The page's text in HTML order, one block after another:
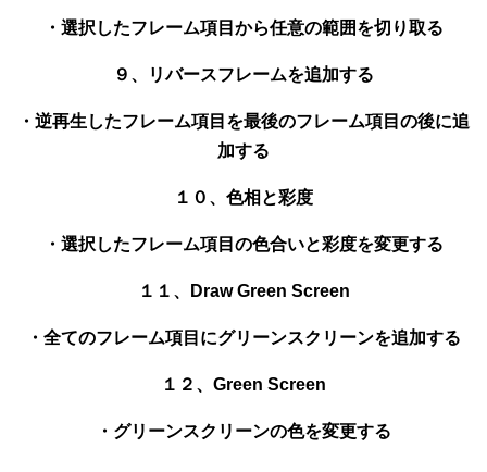
・選択したフレーム項目から任意の範囲を切り取る
９、リバースフレームを追加する
・逆再生したフレーム項目を最後のフレーム項目の後に追
加する
１０、色相と彩度
・選択したフレーム項目の色合いと彩度を変更する
１１、Draw Green Screen
・全てのフレーム項目にグリーンスクリーンを追加する
１２、Green Screen
・グリーンスクリーンの色を変更する